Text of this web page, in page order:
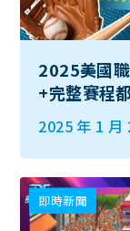
2025美國
+完整賽程
2025 年 1 月
即時新聞